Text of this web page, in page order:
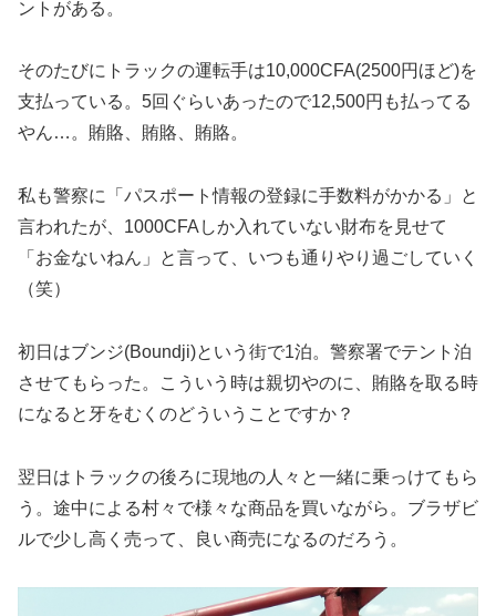
ントがある。
そのたびにトラックの運転手は10,000CFA(2500円ほど)を
支払っている。5回ぐらいあったので12,500円も払ってる
やん…。賄賂、賄賂、賄賂。
私も警察に「パスポート情報の登録に手数料がかかる」と
言われたが、1000CFAしか入れていない財布を見せて
「お金ないねん」と言って、いつも通りやり過ごしていく
（笑）
初日はブンジ(Boundji)という街で1泊。警察署でテント泊
させてもらった。こういう時は親切やのに、賄賂を取る時
になると牙をむくのどういうことですか？
翌日はトラックの後ろに現地の人々と一緒に乗っけてもら
う。途中による村々で様々な商品を買いながら。ブラザビ
ルで少し高く売って、良い商売になるのだろう。